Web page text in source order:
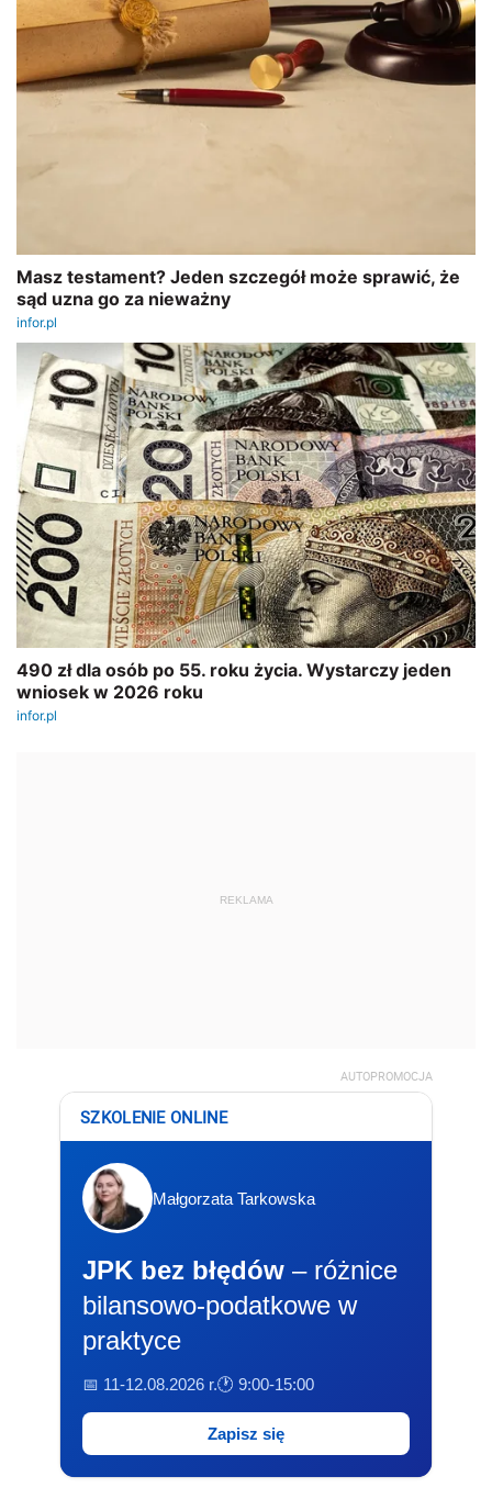
REKLAMA
AUTOPROMOCJA
SZKOLENIE ONLINE
Małgorzata Tarkowska
JPK bez błędów – różnice
bilansowo-podatkowe w
praktyce
📅 11-12.08.2026 r.🕐 9:00-15:00
Zapisz się